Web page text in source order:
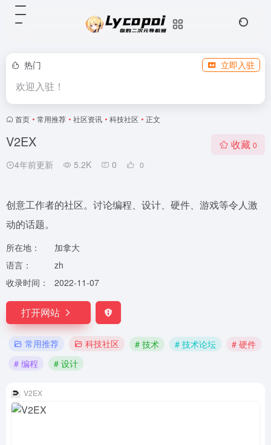
热门 立即入驻
欢迎入驻！
首页 • 常用推荐 • 社区资讯 • 科技社区 • 正文
V2EX
4年前更新 5.2K 0 0
收藏 0
创意工作者的社区。讨论编程、设计、硬件、游戏等令人激
动的话题。
所在地：
加拿大
语言：
zh
收录时间：
2022-11-07
打开网站
常用推荐 科技社区 # 技术 # 技术论坛
# 硬件
# 编程
# 设计
V2EX